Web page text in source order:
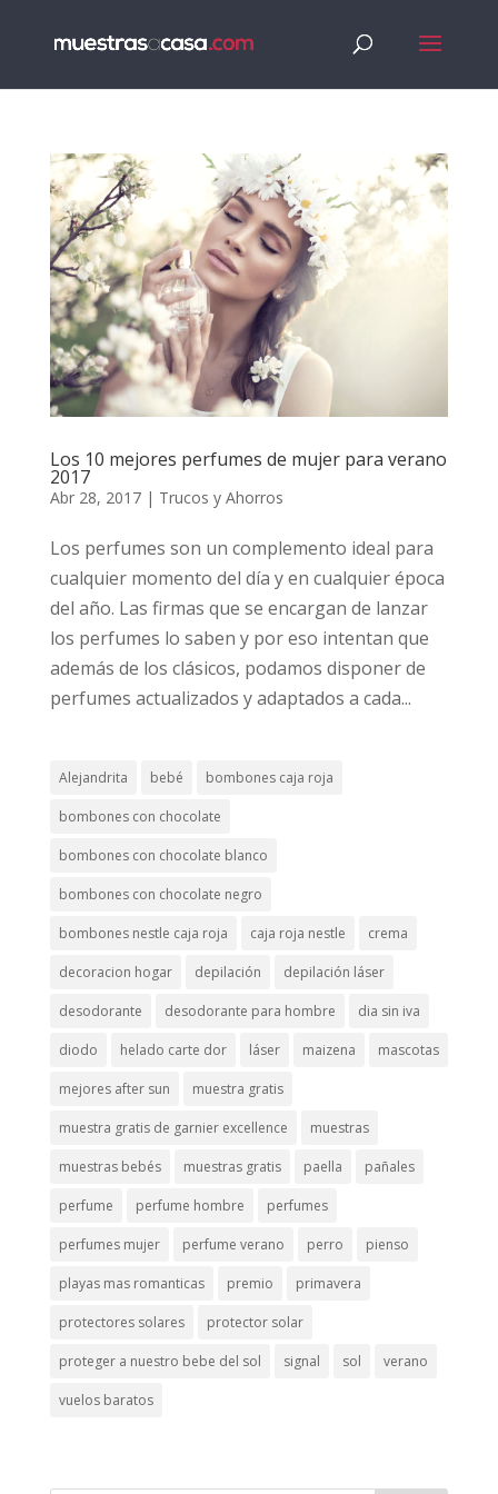
Los 10 mejores perfumes de mujer para verano
2017
Abr 28, 2017| Trucos y Ahorros
Los perfumes son un complemento ideal para
cualquier momento del día y en cualquier época
del año. Las firmas que se encargan de lanzar
los perfumes lo saben y por eso intentan que
además de los clásicos, podamos disponer de
perfumes actualizados y adaptados a cada...
Alejandrita bebé bombones caja roja
bombones con chocolate
bombones con chocolate blanco
bombones con chocolate negro
bombones nestle caja roja caja roja nestle crema
decoracion hogar depilación depilación láser
desodorante desodorante para hombre dia sin iva
diodo helado carte dor láser maizena mascotas
mejores after sun muestra gratis
muestra gratis de garnier excellence muestras
muestras bebés muestras gratis paella pañales
perfume perfume hombre perfumes
perfumes mujer perfume verano perro pienso
playas mas romanticas premio primavera
protectores solares protector solar
proteger a nuestro bebe del sol signal sol verano
vuelos baratos